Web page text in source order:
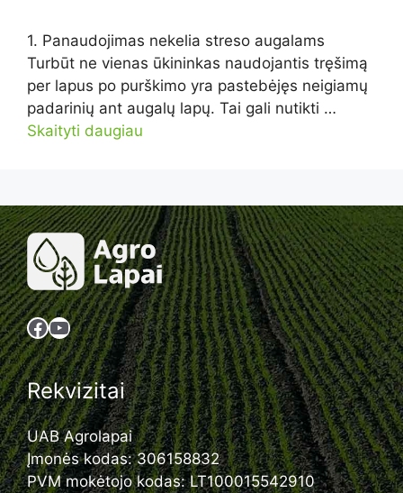
1. Panaudojimas nekelia streso augalams
Turbūt ne vienas ūkininkas naudojantis tręšimą
per lapus po purškimo yra pastebėjęs neigiamų
padarinių ant augalų lapų. Tai gali nutikti …
Skaityti daugiau
Facebook
YouTube
Rekvizitai
UAB Agrolapai
Įmonės kodas: 306158832
PVM mokėtojo kodas: LT100015542910